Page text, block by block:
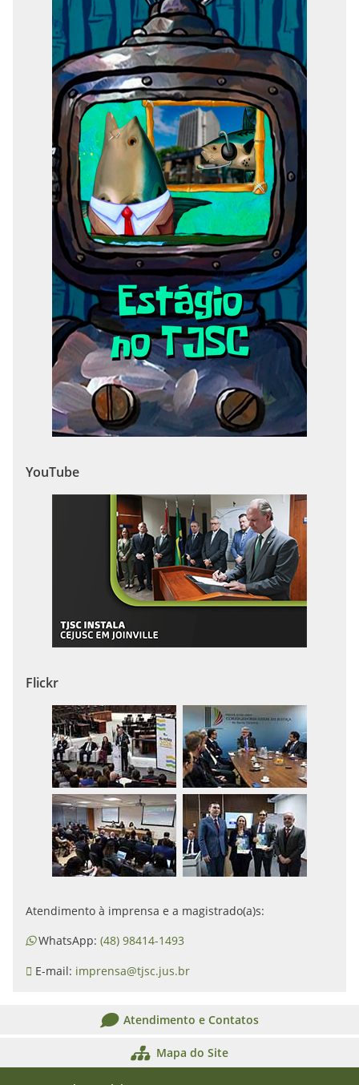
YouTube
Flickr
Atendimento à imprensa e a magistrado(a)s:
WhatsApp: (48) 98414-1493
E-mail: imprensa@tjsc.jus.br
Atendimento e Contatos
Mapa do Site